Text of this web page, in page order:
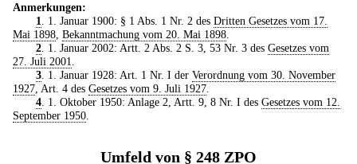
Anmerkungen:
1. 1. Januar 1900: § 1 Abs. 1 Nr. 2 des Dritten Gesetzes vom 17.
Mai 1898, Bekanntmachung vom 20. Mai 1898.
2. 1. Januar 2002: Artt. 2 Abs. 2 S. 3, 53 Nr. 3 des Gesetzes vom
27. Juli 2001.
3. 1. Januar 1928: Art. 1 Nr. I der Verordnung vom 30. November
1927, Art. 4 des Gesetzes vom 9. Juli 1927.
4. 1. Oktober 1950: Anlage 2, Artt. 9, 8 Nr. I des Gesetzes vom 12.
September 1950.
Umfeld von § 248 ZPO